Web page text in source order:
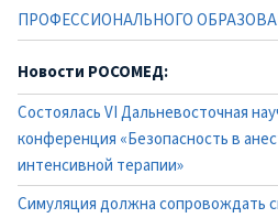
ПРОФЕССИОНАЛЬНОГО
Новости РОСОМЕД:
Состоялась VI Дальневосточная
конференция «Безопасность в
интенсивной терапии»
Симуляция должна сопровождать